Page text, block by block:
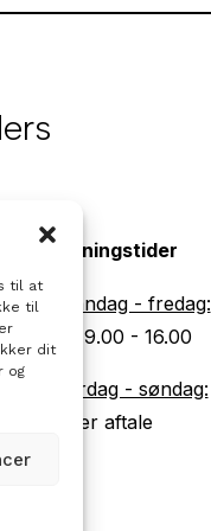
til at
til
dit
og
Åbningstider
Mandag - fredag:
Kl. 9.00 - 16.00
Lørdag - søndag:
Efter aftale